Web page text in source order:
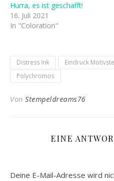
Hurra, es ist geschafft!
16. Juli 2021
In "Coloration"
Distress Ink Eindruck
Polychromos
Von Stempeldreams76
EINE
Deine E-Mail-Adresse wird